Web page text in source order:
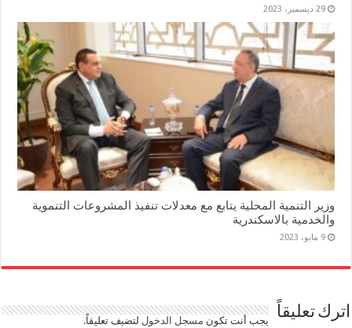
29 ديسمبر، 2023
وزير التنمية المحلية يتابع مع معدلات تنفيذ المشروعات التنموية
والخدمية بالاسكندرية
9 مايو، 2023
اترك تعليقاً يجب أنت تكون مسجل الدخوللتضيف تعليقاً.